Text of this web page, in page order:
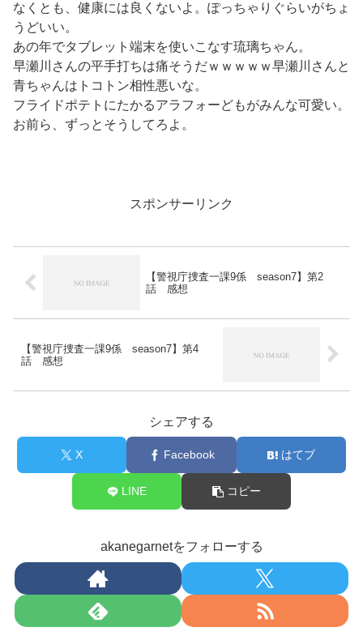
なくとも、健康には良くないよ。ぽっちゃりぐらいがちょ
うどいい。
あの年でタブレット端末を使いこなす琉璃ちゃん。
早瀬川さんの平手打ちは痛そうだｗｗｗｗｗ早瀬川さんと
青ちゃんはトコトン相性悪いな。
フライドポテトにたかるアラフォーどもがみんな可愛い。
お前ら、ずっとそうしてろよ。
スポンサーリンク
【警視庁捜査一課9係 season7】第2
話 感想
【警視庁捜査一課9係 season7】第4
話 感想
シェアする
X Facebook はてブ
LINE コピー
akanegarnetをフォローする